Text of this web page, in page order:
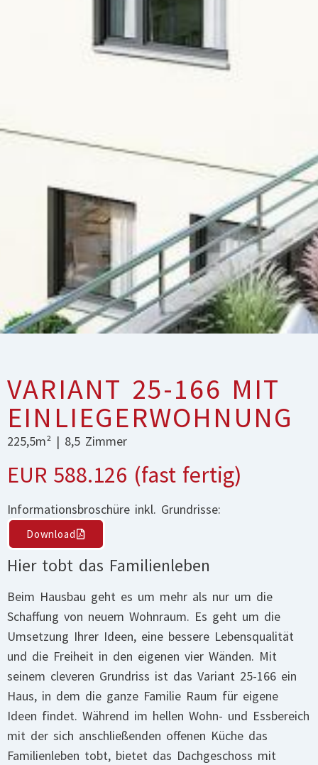
VARIANT 25-166 MIT
EINLIEGERWOHNUNG
225,5m² | 8,5 Zimmer
EUR 588.126 (fast fertig)
Informationsbroschüre inkl. Grundrisse:
Download
Hier tobt das Familienleben
Beim Hausbau geht es um mehr als nur um die
Schaffung von neuem Wohnraum. Es geht um die
Umsetzung Ihrer Ideen, eine bessere Lebensqualität
und die Freiheit in den eigenen vier Wänden. Mit
seinem cleveren Grundriss ist das Variant 25-166 ein
Haus, in dem die ganze Familie Raum für eigene
Ideen findet. Während im hellen Wohn- und Essbereich
mit der sich anschließenden offenen Küche das
Familienleben tobt, bietet das Dachgeschoss mit